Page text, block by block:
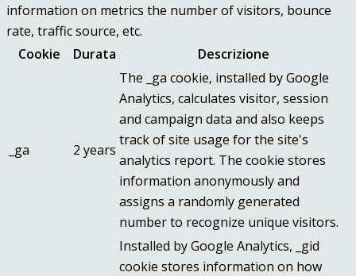
information on metrics the number of visitors, bounce
rate, traffic source, etc.
Cookie
Durata Descrizione
_ga 2 years
The _ga cookie, installed by Google
Analytics, calculates visitor, session
and campaign data and also keeps
track of site usage for the site's
analytics report. The cookie stores
information anonymously and
assigns a randomly generated
number to recognize unique visitors.
Installed by Google Analytics, _gid
cookie stores information on how